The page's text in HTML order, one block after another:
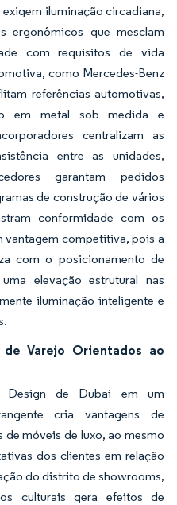
iluminação circadiana,
ergonômicos que mesclam
com requisitos de vida
como Mercedes-Benz
referências automotivas,
em metal sob medida e
centralizam as
entre as unidades,
garantam pedidos
de construção de vários
conformidade com os
vantagem competitiva, pois a
com o posicionamento de
elevação estrutural nas
iluminação inteligente e
Varejo Orientados ao
de Dubai em um
cria vantagens de
móveis de luxo, ao mesmo
dos clientes em relação
do distrito de showrooms,
culturais gera efeitos de